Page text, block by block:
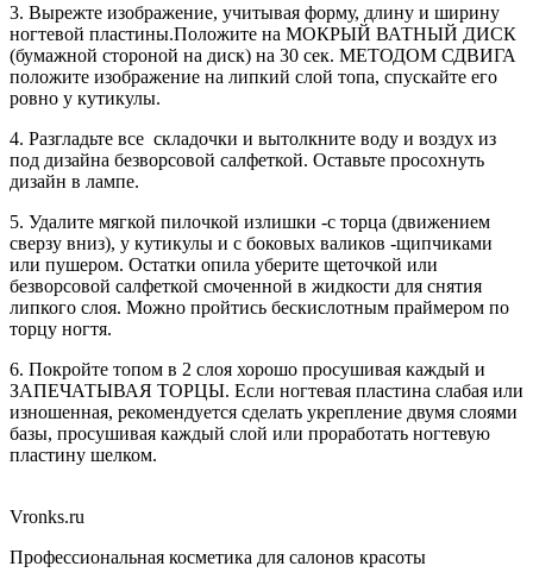
3. Вырежте изображение, учитывая форму, длину и ширину
ногтевой пластины.Положите на МОКРЫЙ ВАТНЫЙ ДИСК
(бумажной стороной на диск) на 30 сек. МЕТОДОМ СДВИГА
положите изображение на липкий слой топа, спускайте его
ровно у кутикулы.
4. Разгладьте все складочки и вытолкните воду и воздух из
под дизайна безворсовой салфеткой. Оставьте просохнуть
дизайн в лампе.
5. Удалите мягкой пилочкой излишки -с торца (движением
сверзу вниз), у кутикулы и с боковых валиков -щипчиками
или пушером. Остатки опила уберите щеточкой или
безворсовой салфеткой смоченной в жидкости для снятия
липкого слоя. Можно пройтись бескислотным праймером по
торцу ногтя.
6. Покройте топом в 2 слоя хорошо просушивая каждый и
ЗАПЕЧАТЫВАЯ ТОРЦЫ. Если ногтевая пластина слабая или
изношенная, рекомендуется сделать укрепление двумя слоями
базы, просушивая каждый слой или проработать ногтевую
пластину шелком.
Vronks.ru
Профессиональная косметика для салонов красоты